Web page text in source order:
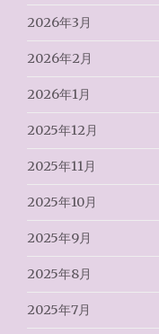
2026年3月
2026年2月
2026年1月
2025年12月
2025年11月
2025年10月
2025年9月
2025年8月
2025年7月